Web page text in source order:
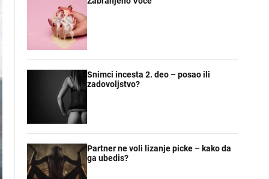
Snimci incesta 2. deo – posao ili
zadovoljstvo?
Partner ne voli lizanje picke – kako da
ga ubedis?